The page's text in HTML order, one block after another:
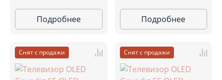
Подробнее Подробнее
Снят с продажи Снят с продажи